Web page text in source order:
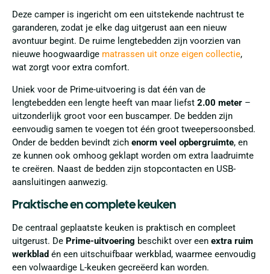
Deze camper is ingericht om een uitstekende nachtrust te
garanderen, zodat je elke dag uitgerust aan een nieuw
avontuur begint. De ruime lengtebedden zijn voorzien van
nieuwe hoogwaardige matrassen uit onze eigen collectie,
wat zorgt voor extra comfort.
Uniek voor de Prime-uitvoering is dat één van de
lengtebedden een lengte heeft van maar liefst 2.00 meter –
uitzonderlijk groot voor een buscamper. De bedden zijn
eenvoudig samen te voegen tot één groot tweepersoonsbed.
Onder de bedden bevindt zich enorm veel opbergruimte, en
ze kunnen ook omhoog geklapt worden om extra laadruimte
te creëren. Naast de bedden zijn stopcontacten en USB-
aansluitingen aanwezig.
Praktische en complete keuken
De centraal geplaatste keuken is praktisch en compleet
uitgerust. De Prime-uitvoering beschikt over een extra ruim
werkblad én een uitschuifbaar werkblad, waarmee eenvoudig
een volwaardige L-keuken gecreëerd kan worden.